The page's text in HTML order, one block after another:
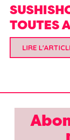
TOUTES
LIRE